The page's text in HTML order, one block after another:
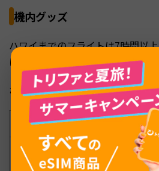
機内グッズ
ハワイまでのフライトは7時間以
に過ごせるかが到着後のコンディ
おすすめの機内グッズは以下の通
カテゴリー グッズ
乾燥対策
・マスク
・リップクリーム